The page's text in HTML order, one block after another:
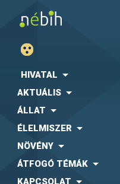
HIVATAL
AKTUÁLIS
ÁLLAT
ÉLELMISZER
NÖVÉNY
ÁTFOGÓ TÉMÁK
KAPCSOLAT